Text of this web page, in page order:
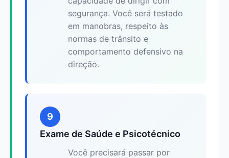
segurança. Você será testado
em manobras, respeito às
normas de trânsito e
comportamento defensivo na
direção.
9
Exame de Saúde e Psicotécnico
Você precisará passar por